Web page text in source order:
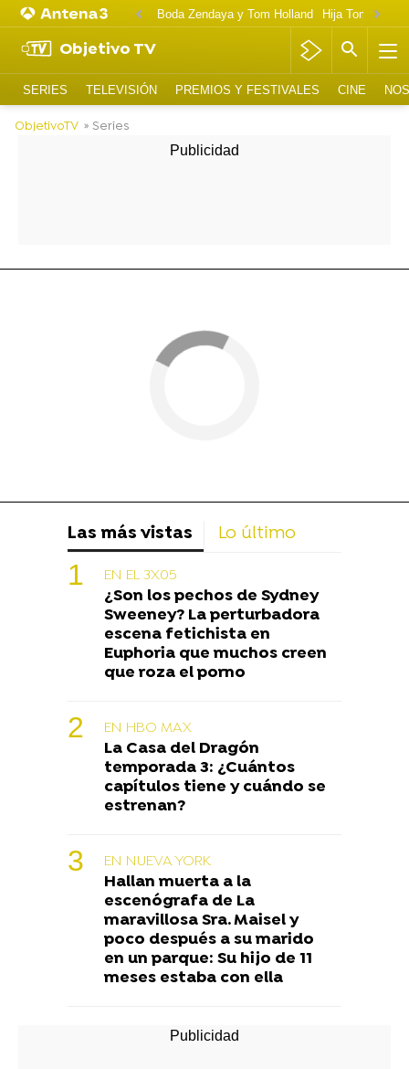
Boda Zendaya y Tom Holland Hija Tom
Objetivo TV
SERIES TELEVISIÓN PREMIOS Y FESTIVALES CINE
ObjetivoTV » Series
Las más vistas Lo último
EN EL 3X05
¿Son los pechos de Sydney
Sweeney? La perturbadora
escena fetichista en
Euphoria que muchos creen
que roza el porno
EN HBO MAX
La Casa del Dragón
temporada 3: ¿Cuántos
capítulos tiene y cuándo se
estrenan?
EN NUEVA YORK
Hallan muerta a la
escenógrafa de La
maravillosa Sra. Maisel y
poco después a su marido
en un parque: Su hijo de 11
meses estaba con ella